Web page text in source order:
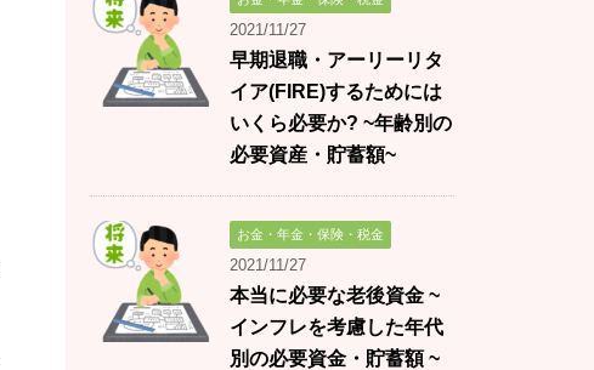
2021/11/27
早期退職・アーリーリタ
イア(FIRE)するためには
いくら必要か? ~年齢別の
必要資産・貯蓄額~
お金・年金・保険・税金
2021/11/27
本当に必要な老後資金 ~
インフレを考慮した年代
別の必要資金・貯蓄額 ~